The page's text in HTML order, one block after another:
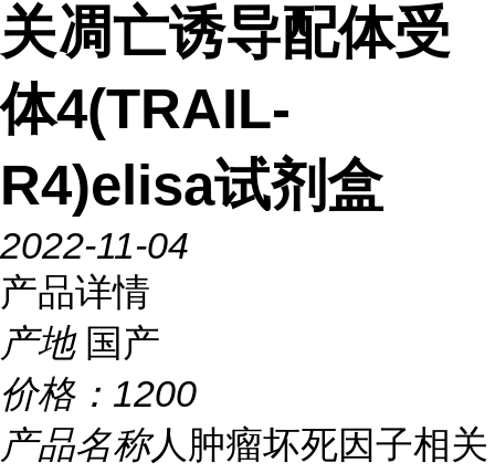
关凋亡诱导配体受
体4(TRAIL-
R4)elisa试剂盒
2022-11-04
产品详情
产地 国产
价格： 1200
产品名称人肿瘤坏死因子相关